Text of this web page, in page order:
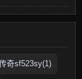
奇sf523sy(1)